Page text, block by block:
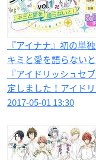
『アイナナ』初の単
キミと愛を語らない
『アイドリッシュセ
定しました！アイド
2017-05-01 13:30